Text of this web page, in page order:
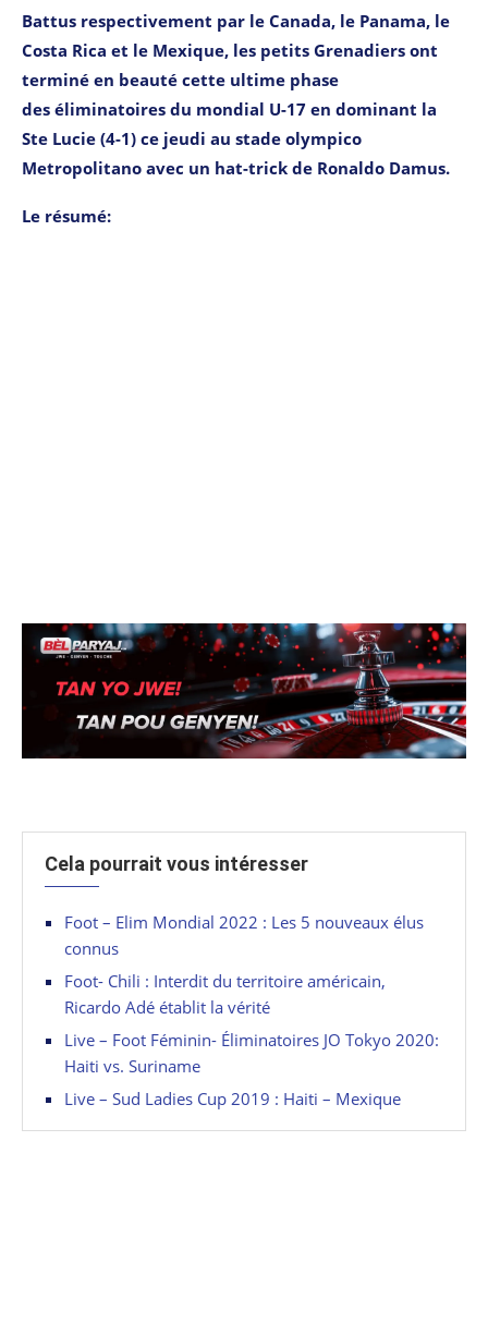
Battus respectivement par le Canada, le Panama, le
Costa Rica et le Mexique, les petits Grenadiers ont
terminé en beauté cette ultime phase
des éliminatoires du mondial U-17 en dominant la
Ste Lucie (4-1) ce jeudi au stade olympico
Metropolitano avec un hat-trick de Ronaldo Damus.
Le résumé:
Cela pourrait vous intéresser
Foot – Elim Mondial 2022 : Les 5 nouveaux élus
connus
Foot- Chili : Interdit du territoire américain,
Ricardo Adé établit la vérité
Live – Foot Féminin- Éliminatoires JO Tokyo 2020:
Haiti vs. Suriname
Live – Sud Ladies Cup 2019 : Haiti – Mexique